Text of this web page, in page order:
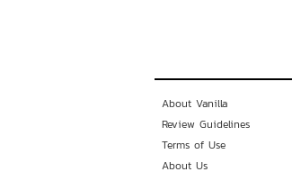
About Vanilla
Review Guidelines
Terms of Use
About Us